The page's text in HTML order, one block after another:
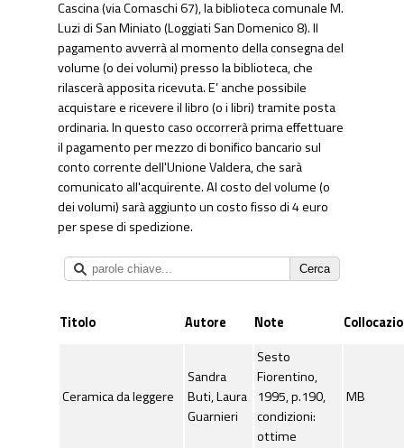
Cascina (via Comaschi 67), la biblioteca comunale M.
Luzi di San Miniato (Loggiati San Domenico 8). Il
pagamento avverrà al momento della consegna del
volume (o dei volumi) presso la biblioteca, che
rilascerà apposita ricevuta. E’ anche possibile
acquistare e ricevere il libro (o i libri) tramite posta
ordinaria. In questo caso occorrerà prima effettuare
il pagamento per mezzo di bonifico bancario sul
conto corrente dell'Unione Valdera, che sarà
comunicato all'acquirente. Al costo del volume (o
dei volumi) sarà aggiunto un costo fisso di 4 euro
per spese di spedizione.
Titolo Autore Note
Ceramica da leggere
Sandra
Buti, Laura
Guarnieri
Sesto
Fiorentino,
1995, p.190,
condizioni:
ottime
MB